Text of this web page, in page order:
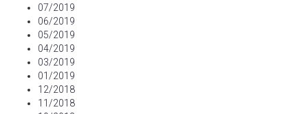
07/2019
06/2019
05/2019
04/2019
03/2019
01/2019
12/2018
11/2018